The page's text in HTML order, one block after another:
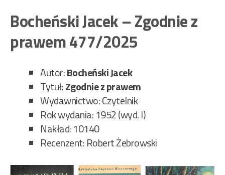
Bocheński Jacek – Zgodnie z
prawem 477/2025
Autor:Bocheński Jacek
Tytuł:Zgodnie z prawem
Wydawnictwo: Czytelnik
Rok wydania: 1952 (wyd. I)
Nakład: 10140
Recenzent: Robert Żebrowski